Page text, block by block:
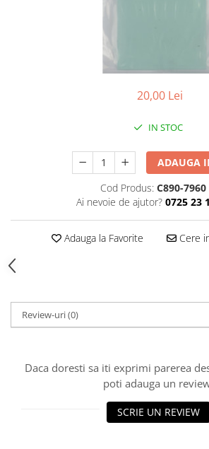
Magneti pentru sudura
20,00 Lei
IN STOC
ADAUGA
Cod Produs: C890-7960
Ai nevoie de ajutor? 0725 23
Adauga la Favorite Cere
Review-uri(0)
Daca doresti sa iti exprimi parerea
poti adauga un
SCRIE UN REVIEW